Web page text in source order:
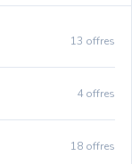
13 offres
4 offres
18 offres